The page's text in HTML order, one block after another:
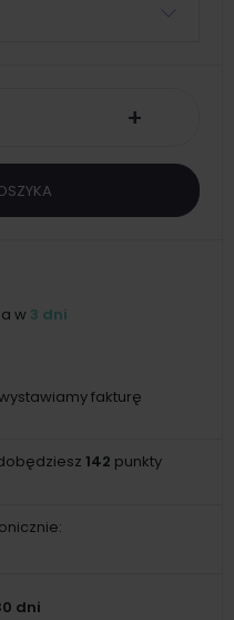
+
w 3 dni
fakturę
142 punkty
dni